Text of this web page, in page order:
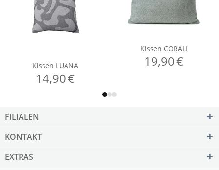
FILIALEN
KONTAKT
EXTRAS